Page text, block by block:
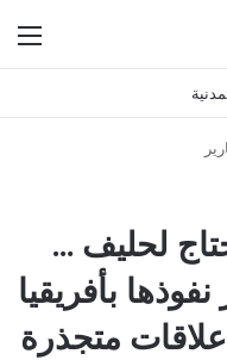
لحليف …
بأفريقيا
متجذرة